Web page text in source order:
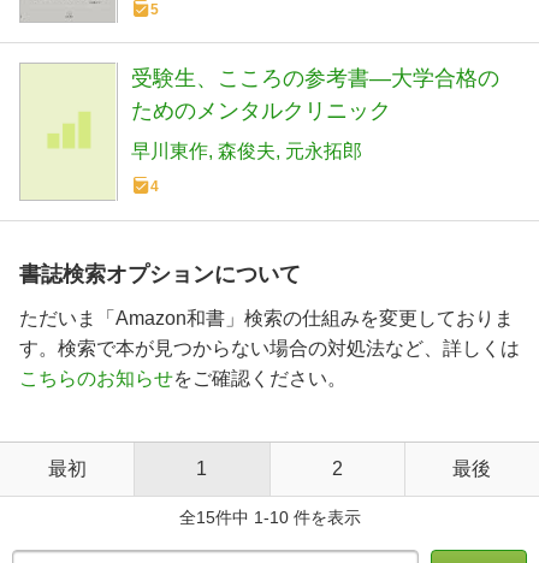
5
受験生、こころの参考書―大学合格の
ためのメンタルクリニック
早川東作 森俊夫 元永拓郎
4
書誌検索オプションについて
ただいま「Amazon和書」検索の仕組みを変更しておりま
す。検索で本が見つからない場合の対処法など、詳しくは
こちらのお知らせをご確認ください。
最初 1 2 最後
全15件中 1-10 件を表示